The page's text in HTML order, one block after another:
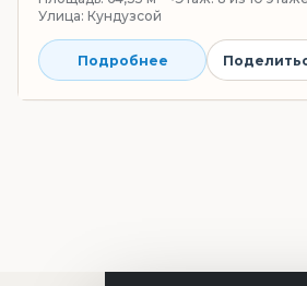
Улица: Кундузсой
Подробнее